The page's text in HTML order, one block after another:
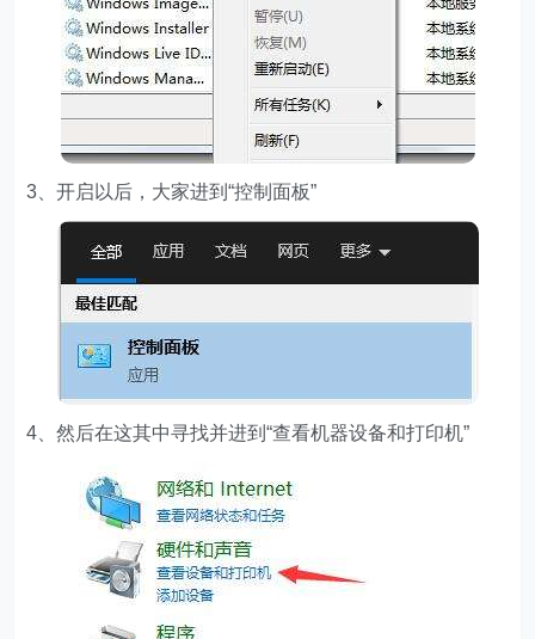
3、开启以后，大家进到“控制面板”
4、然后在这其中寻找并进到“查看机器设备和打印机”